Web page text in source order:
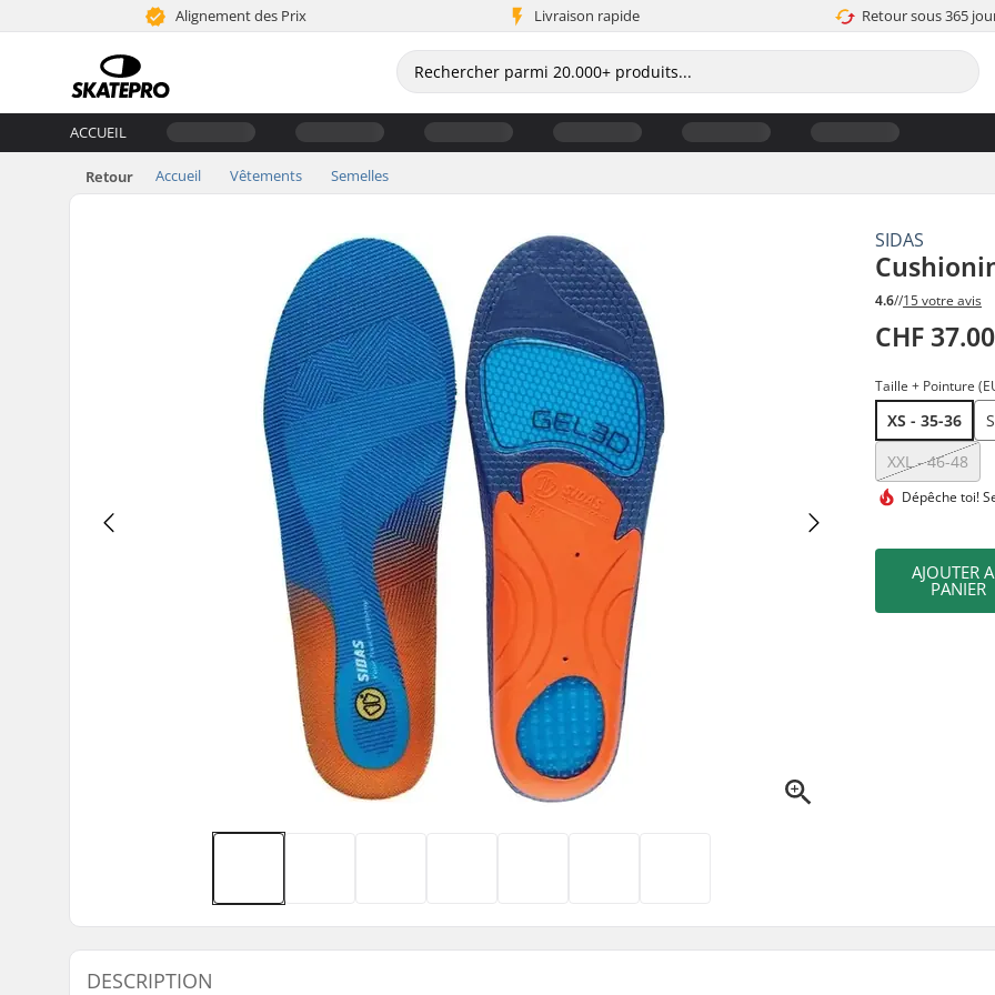
Alignement des Prix Livraison rapide Retour sous 365
ACCUEIL
Retour Accueil Vêtements Semelles
SIDAS
4.6//15 votre avis
CHF 37.00
Taille + Pointure
XS - 35-36
XXL - 46-48
Dépêche toi!
AJOUTER
PANIER
DESCRIPTION